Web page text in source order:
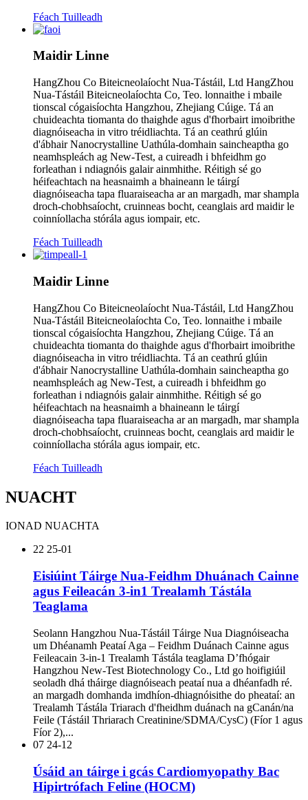
Féach Tuilleadh
Maidir Linne
HangZhou Co Biteicneolaíocht Nua-Tástáil, Ltd HangZhou
Nua-Tástáil Biteicneolaíochta Co, Teo. lonnaithe i mbaile
tionscal cógaisíochta Hangzhou, Zhejiang Cúige. Tá an
chuideachta tiomanta do thaighde agus d'fhorbairt imoibrithe
diagnóiseacha in vitro tréidliachta. Tá an ceathrú glúin
d'ábhair Nanocrystalline Uathúla-domhain saincheaptha go
neamhspleách ag New-Test, a cuireadh i bhfeidhm go
forleathan i ndiagnóis galair ainmhithe. Réitigh sé go
héifeachtach na heasnaimh a bhaineann le táirgí
diagnóiseacha tapa fluaraiseacha ar an margadh, mar shampla
droch-chobhsaíocht, cruinneas bocht, ceanglais ard maidir le
coinníollacha stórála agus iompair, etc.
Féach Tuilleadh
Maidir Linne
HangZhou Co Biteicneolaíocht Nua-Tástáil, Ltd HangZhou
Nua-Tástáil Biteicneolaíochta Co, Teo. lonnaithe i mbaile
tionscal cógaisíochta Hangzhou, Zhejiang Cúige. Tá an
chuideachta tiomanta do thaighde agus d'fhorbairt imoibrithe
diagnóiseacha in vitro tréidliachta. Tá an ceathrú glúin
d'ábhair Nanocrystalline Uathúla-domhain saincheaptha go
neamhspleách ag New-Test, a cuireadh i bhfeidhm go
forleathan i ndiagnóis galair ainmhithe. Réitigh sé go
héifeachtach na heasnaimh a bhaineann le táirgí
diagnóiseacha tapa fluaraiseacha ar an margadh, mar shampla
droch-chobhsaíocht, cruinneas bocht, ceanglais ard maidir le
coinníollacha stórála agus iompair, etc.
Féach Tuilleadh
NUACHT
IONAD NUACHTA
22 25-01
Eisiúint Táirge Nua-Feidhm Dhuánach Cainne
agus Feileacán 3-in1 Trealamh Tástála
Teaglama
Seolann Hangzhou Nua-Tástáil Táirge Nua Diagnóiseacha
um Dhéanamh Peataí Aga – Feidhm Duánach Cainne agus
Feileacain 3-in-1 Trealamh Tástála teaglama D’fhógair
Hangzhou New-Test Biotechnology Co., Ltd go hoifigiúil
seoladh dhá tháirge diagnóiseach peataí nua a dhéanfadh ré.
an margadh domhanda imdhíon-dhiagnóisithe do pheataí: an
Trealamh Tástála Triarach d'fheidhm duánach na gCanán/na
Feile (Tástáil Thriarach Creatinine/SDMA/CysC) (Fíor 1 agus
Fíor 2),...
07 24-12
Úsáid an táirge i gcás Cardiomyopathy Bac
Hipirtrófach Feline (HOCM)